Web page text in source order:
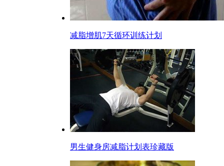
减脂增肌7天循环训练计划
男生健身房减脂计划表珍藏版